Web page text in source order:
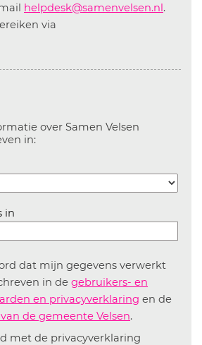
helpdesk@samenvelsen.nl.
via
over Samen Velsen
in:Aanvinken om informatie over
in
dat mijn gegevens verwerkt
in de gebruikers- en
en privacyverklaring en de
de gemeente Velsen.
met de privacyverklaring